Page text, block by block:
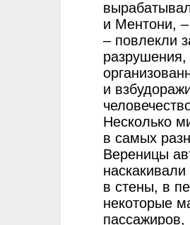
и Ментони,
– повлекли
разрушения,
и
Несколько
в самых
Вереницы
в стены, в
некоторые
пассажиров,